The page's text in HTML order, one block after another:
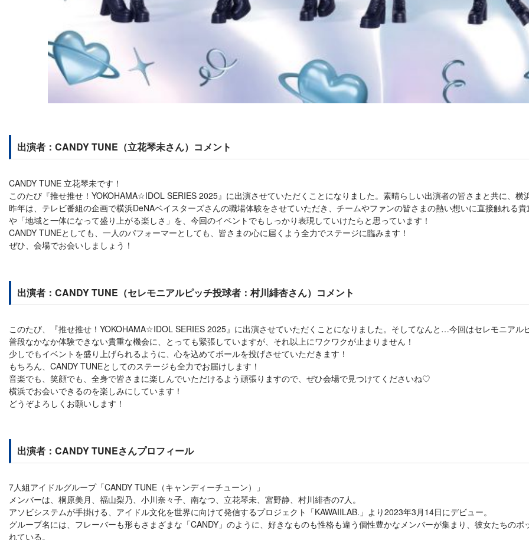
出演者：CANDY TUNE（立花琴未さん）コメント
CANDY TUNE 立花琴未です！
このたび『推せ推せ！YOKOHAMA☆IDOL SERIES 2025』に出演させていただくことになりました。素晴らしい出演者の皆さまと共に、
昨年は、テレビ番組の企画で横浜DeNAベイスターズさんの職場体験をさせていただき、チームやファンの皆さまの熱い想いに直接触れる
や「地域と一体になって盛り上がる楽しさ」を、今回のイベントでもしっかり表現していけたらと思っています！
CANDY TUNEとしても、一人のパフォーマーとしても、皆さまの心に届くよう全力でステージに臨みます！
ぜひ、会場でお会いしましょう！
出演者：CANDY TUNE（セレモニアルピッチ投球者：村川緋杏さん）コメント
このたび、『推せ推せ！YOKOHAMA☆IDOL SERIES 2025』に出演させていただくことになりました。そしてなんと…今回はセレモニア
普段なかなか体験できない貴重な機会に、とっても緊張していますが、それ以上にワクワクが止まりません！
少しでもイベントを盛り上げられるように、心を込めてボールを投げさせていただきます！
もちろん、CANDY TUNEとしてのステージも全力でお届けします！
音楽でも、笑顔でも、全身で皆さまに楽しんでいただけるよう頑張りますので、ぜひ会場で見つけてくださいね♡
横浜でお会いできるのを楽しみにしています！
どうぞよろしくお願いします！
出演者：CANDY TUNEさんプロフィール
7人組アイドルグループ「CANDY TUNE（キャンディーチューン）」
メンバーは、桐原美月、福山梨乃、小川奈々子、南なつ、立花琴未、宮野静、村川緋杏の7人。
アソビシステムが手掛ける、アイドル文化を世界に向けて発信するプロジェクト「KAWAIILAB.」より2023年3月14日にデビュー。
グループ名には、フレーバーも形もさまざまな「CANDY」のように、好きなものも性格も違う個性豊かなメンバーが集まり、彼女たちの
れている。